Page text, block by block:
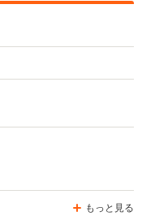
もっと見る